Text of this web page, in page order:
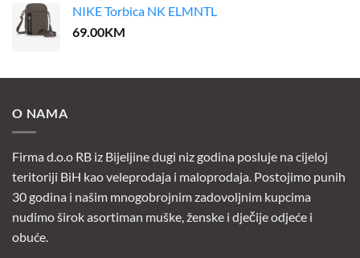
NIKE Torbica NK ELMNTL
69.00KM
O NAMA
Firma d.o.o RB iz Bijeljine dugi niz godina posluje na cijeloj
teritoriji BiH kao veleprodaja i maloprodaja. Postojimo punih
30 godina i našim mnogobrojnim zadovoljnim kupcima
nudimo širok asortiman muške, ženske i dječije odjeće i
obuće.